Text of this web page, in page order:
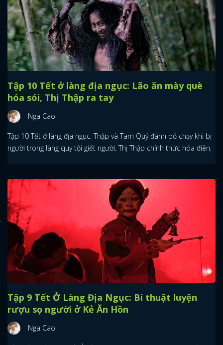
Tập 10 Tết ở làng địa ngục: Lão ăn mày què
hóa sói, Thị Thập ra tay
Nga Cao
Tập 10 Tết ở làng địa ngục: Thập và Tam Quỷ đành bỏ chạy khi bị
người trong làng quy tội giết người. Thị Thập chính thức hóa điên.
Tập 9 Tết Ở Làng Địa Ngục: Bí thuật luyện
rượu sọ người ở Kẻ Ăn Hồn
Nga Cao